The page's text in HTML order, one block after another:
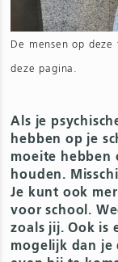
De mensen op
deze pagina.
Als je
hebben op je
moeite hebben
houden.
Je kunt ook
voor school.
zoals jij. Ook is
mogelijk dan je